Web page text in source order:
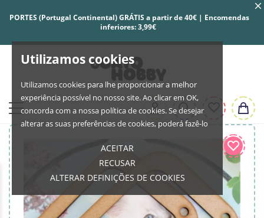
Utilizamos cookies
Utilizamos cookies para lhe proporcionar a melhor
experiência possível no nosso site. Ao clicar em OK,
concorda com a nossa política de cookies. Se desejar
alterar as suas preferências de cookies, poderá fazê-lo
ACEITAR
RECUSAR
ALTERAR DEFINIÇÕES DE COOKIES
PORTES (Portugal Continental) GRÁTIS a partir de 40€ | Encomendas
inferiores: 3,99€